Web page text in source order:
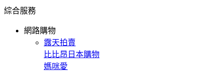
綜合服務
網路購物
露天拍賣
比比昂日本購物
媽咪愛